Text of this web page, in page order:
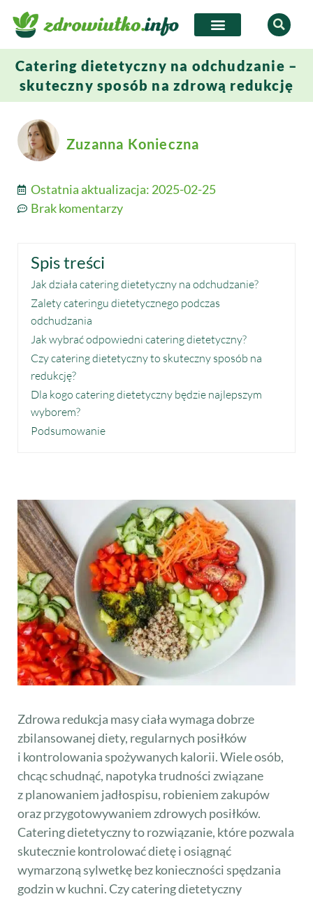
Catering dietetyczny na odchudzanie –
skuteczny sposób na zdrową redukcję
Zuzanna Konieczna
Ostatnia aktualizacja: 2025-02-25
Brak komentarzy
Spis treści
Jak działa catering dietetyczny na odchudzanie?
Zalety cateringu dietetycznego podczas
odchudzania
Jak wybrać odpowiedni catering dietetyczny?
Czy catering dietetyczny to skuteczny sposób na
redukcję?
Dla kogo catering dietetyczny będzie najlepszym
wyborem?
Podsumowanie
Zdrowa redukcja masy ciała wymaga dobrze
zbilansowanej diety, regularnych posiłków
i kontrolowania spożywanych kalorii. Wiele osób,
chcąc schudnąć, napotyka trudności związane
z planowaniem jadłospisu, robieniem zakupów
oraz przygotowywaniem zdrowych posiłków.
Catering dietetyczny to rozwiązanie, które pozwala
skutecznie kontrolować dietę i osiągnąć
wymarzoną sylwetkę bez konieczności spędzania
godzin w kuchni. Czy catering dietetyczny